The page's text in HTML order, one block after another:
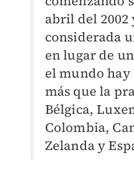
abril del 2002
considerada
en lugar de
el mundo hay
más que la
Bélgica,
Colombia,
Zelanda y